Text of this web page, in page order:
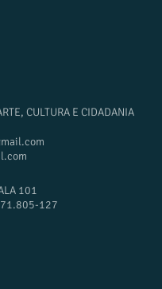
CULTURA E CIDADANIA
101
71.805-127